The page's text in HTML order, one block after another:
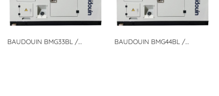
BAUDOUIN BMG33BL /
BAUDOUIN BMG44BL /